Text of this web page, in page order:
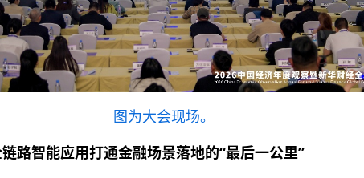
图为大会现场。
路智能应用打通金融场景落地的“最后一公里”